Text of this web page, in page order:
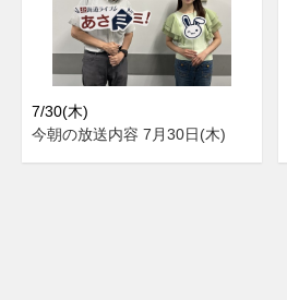
7/30(木)
今朝の放送内容 7月30日(木)